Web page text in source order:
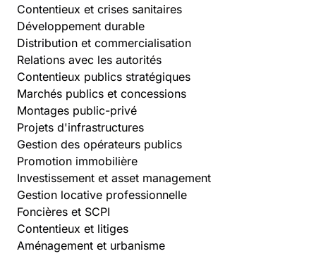
Contentieux et crises sanitaires
Développement durable
Distribution et commercialisation
Relations avec les autorités
Contentieux publics stratégiques
Marchés publics et concessions
Montages public-privé
Projets d'infrastructures
Gestion des opérateurs publics
Promotion immobilière
Investissement et asset management
Gestion locative professionnelle
Foncières et SCPI
Contentieux et litiges
Aménagement et urbanisme